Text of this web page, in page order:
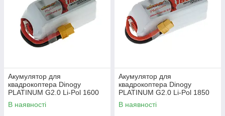
Акумулятор для
квадрокоптера Dinogy
PLATINUM G2.0 Li-Pol 1600
мАг 14.8 В 75x34x40 мм
XT60 130C
В наявності
Акумулятор для
квадрокоптера Dinogy
PLATINUM G2.0 Li-Pol 1850
мАг 14.8 В 90,5x34x34,5 мм
XT60 130C
В наявності